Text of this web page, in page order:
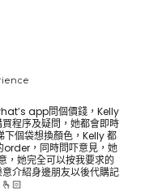
app問個價錢，Kelly
程序及疑問，她都會即時
下個袋想換顏色，Kelly 都
order，同時問吓意見，她
，她完全可以按我要求的
介紹身邊朋友以後代購記